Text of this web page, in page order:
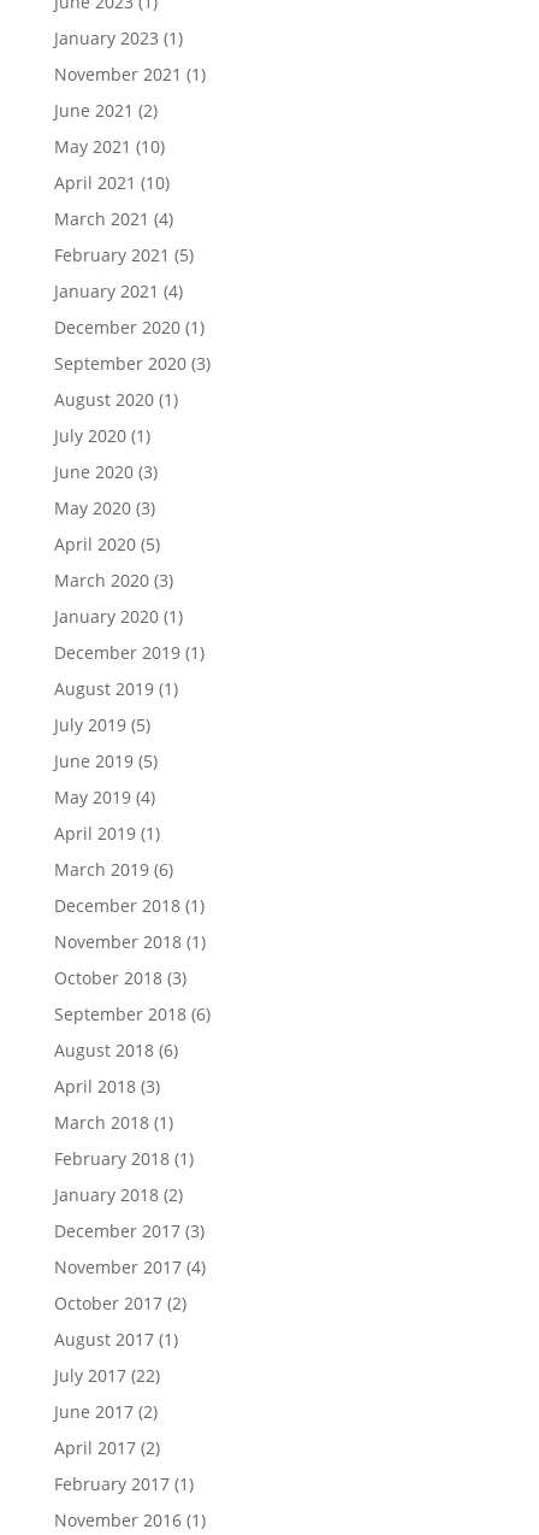
January 2023 (1)
November 2021 (1)
June 2021 (2)
May 2021 (10)
April 2021 (10)
March 2021 (4)
February 2021 (5)
January 2021 (4)
December 2020(1)
September 2020(3)
August 2020(1)
July 2020(1)
June 2020(3)
May 2020(3)
April 2020(5)
March 2020(3)
January 2020(1)
December 2019(1)
August 2019(1)
July 2019(5)
June 2019(5)
May 2019(4)
April 2019(1)
March 2019(6)
December 2018(1)
November 2018(1)
October 2018(3)
September 2018(6)
August 2018(6)
April 2018(3)
March 2018(1)
February 2018(1)
January 2018(2)
December 2017(3)
November 2017(4)
October 2017(2)
August 2017(1)
July 2017(22)
June 2017(2)
April 2017(2)
February 2017(1)
November 2016(1)